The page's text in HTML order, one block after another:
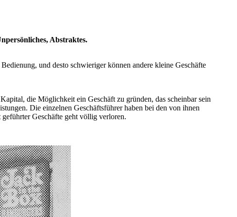
Abstraktes.
und desto schwieriger können andere kleine Geschäfte
die Möglichkeit ein Geschäft zu gründen, das scheinbar sein
Die einzelnen Geschäftsführer haben bei den von ihnen
Geschäfte geht völlig verloren.